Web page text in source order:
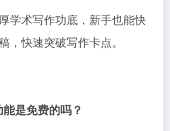
学术写作功底，新手也能快
，快速突破写作卡点。
是免费的吗？